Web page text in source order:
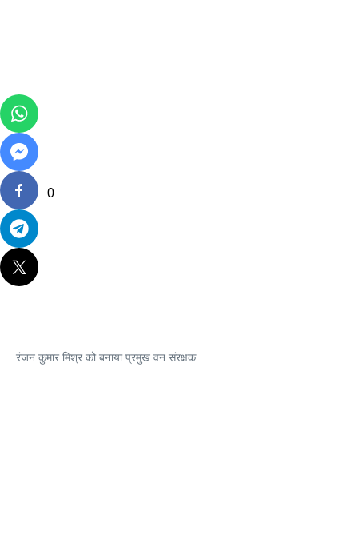
0
रंजन कुमार मिश्र को बनाया प्रमुख वन संरक्षक